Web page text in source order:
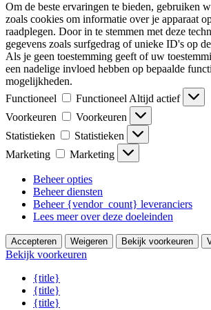
Om de beste ervaringen te bieden, gebruiken
zoals cookies om informatie over je apparaat
raadplegen. Door in te stemmen met deze
gegevens zoals surfgedrag of unieke ID's op
Als je geen toestemming geeft of uw
een nadelige invloed hebben op bepaalde
mogelijkheden.
Functioneel
Functioneel Altijd actief
Voorkeuren
Voorkeuren
Statistieken
Statistieken
Marketing
Marketing
Beheer opties
Beheer diensten
Beheer {vendor_count} leveranciers
Lees meer over deze doeleinden
Accepteren Weigeren Bekijk voorkeuren
Bekijk voorkeuren
{title}
{title}
{title}